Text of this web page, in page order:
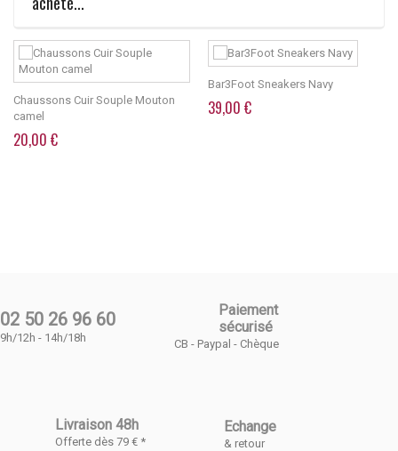
Chaussons Cuir Souple Mouton
camel
20,00 €
Bar3Foot Sneakers Navy
39,00 €
02 50 26 96 60
9h/12h - 14h/18h
Paiement
sécurisé
CB - Paypal - Chèque
Livraison 48h
Offerte dès 79 € *
Echange
& retour